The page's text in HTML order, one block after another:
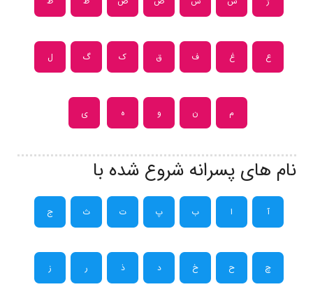
ع غ ف ق ک گ ل
م ن و ه ی
نام های پسرانه شروع شده با
آ ا ب پ ت ث ج
چ ح خ د ذ ر ز